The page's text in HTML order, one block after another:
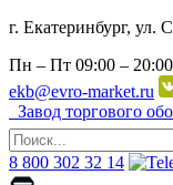
г. Екатеринбург, ул.
Пн – Пт 09:00 – 20:00
ekb@evro-market.ru
Завод торгового
8 800 302 32 14